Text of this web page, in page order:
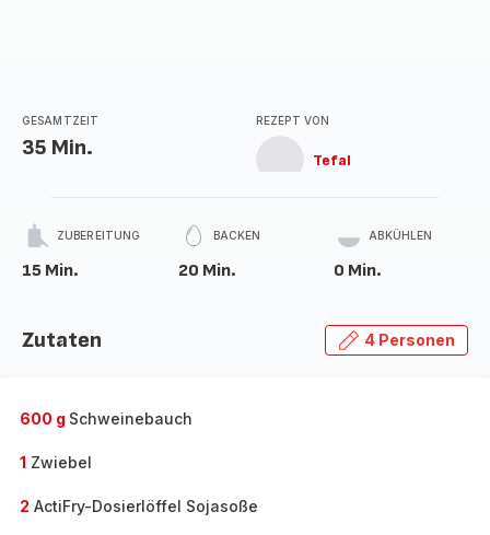
GESAMTZEIT
35 Min.
REZEPT VON
Tefal
ZUBEREITUNG
15 Min.
BACKEN
20 Min.
ABKÜHLEN
0 Min.
Zutaten 4 Personen
600 g Schweinebauch
1 Zwiebel
2 ActiFry-Dosierlöffel Sojasoße